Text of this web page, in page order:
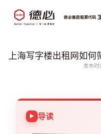
上海写字楼出租网如何
发布时
导读